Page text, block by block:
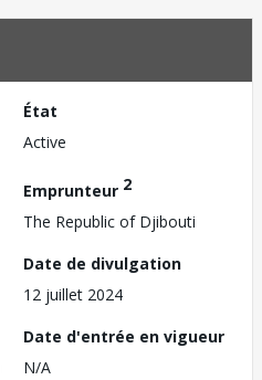
État
Active
Emprunteur 2
The Republic of Djibouti
Date de divulgation
12 juillet 2024
Date d'entrée en vigueur
N/A